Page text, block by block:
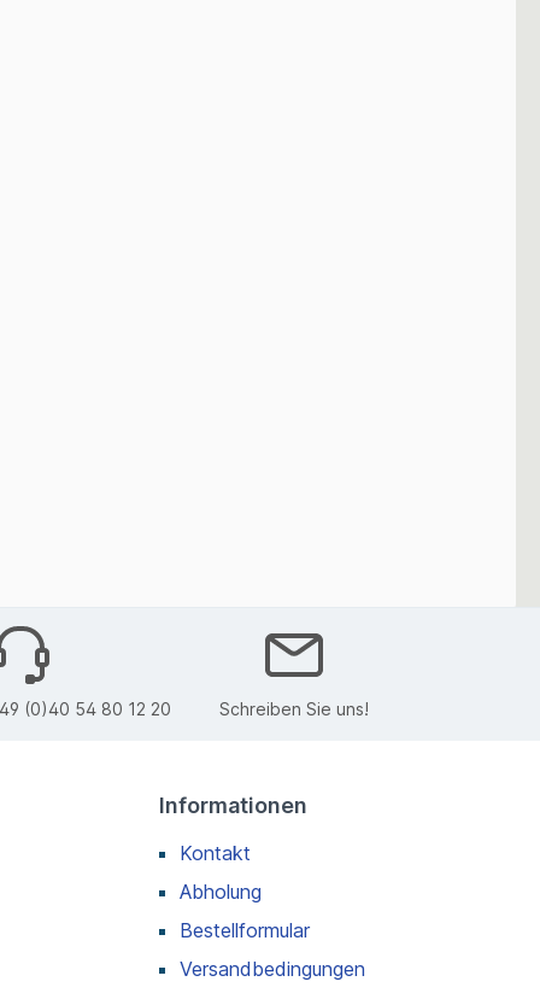
(0)40 54 80 12 20 Schreiben Sie uns!
Informationen
Kontakt
Abholung
Bestellformular
Versandbedingungen